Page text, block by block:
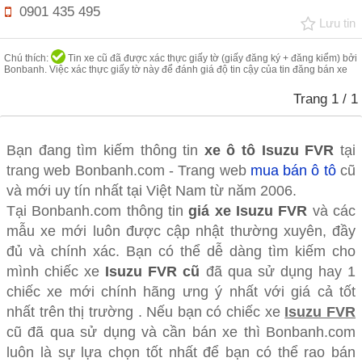
0901 435 495
Lưu tin
Chú thích:
Tin xe cũ đã được xác thực giấy tờ (giấy đăng ký + đăng kiểm) bởi
Bonbanh. Việc xác thực giấy tờ này để đánh giá độ tin cậy của tin đăng bán xe
Trang 1 / 1
Bạn đang tìm kiếm thông tin xe ô tô Isuzu FVR tại
trang web Bonbanh.com - Trang web mua bán ô tôcũ
và mới uy tín nhất tại Việt Nam từ năm 2006.
Tại Bonbanh.com thông tingiá xe Isuzu FVR và các
mẫu xe mới luôn được cập nhật thường xuyên, đầy
đủ và chính xác. Bạn có thể dễ dàng tìm kiếm cho
mình chiếc xe Isuzu FVR cũ đã qua sử dụng hay 1
chiếc xe mới chính hãng ưng ý nhất với giá cả tốt
nhất trên thị trường . Nếu bạn có chiếc xe Isuzu FVR
cũ đã qua sử dụng và cần bán xe thì Bonbanh.com
luôn là sự lựa chọn tốt nhất để bạn có thể rao bán